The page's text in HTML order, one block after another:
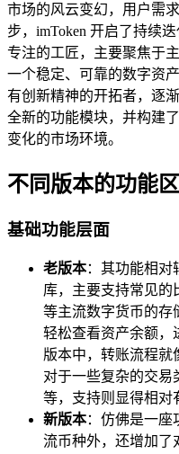
市场的风云变幻，用户需
步，imToken 开启了持续
专注的工匠，主要聚焦于
一个稳定、可靠的数字资
有创新精神的开拓者，逐
全新的功能模块，并构建
变化的市场环境。
不同版本的功能
基础功能层面
老版本：其功能相对
库，主要支持常见的
等主流数字货币的存
轻松查看资产余额，
版本中，转账流程就
对于一些复杂的交易
等，支持则显得相对
新版本：仿佛是一座
流币种外，还增加了